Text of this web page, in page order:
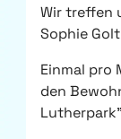
Wir treffen
Sophie
Einmal pro
den
Lutherpark"